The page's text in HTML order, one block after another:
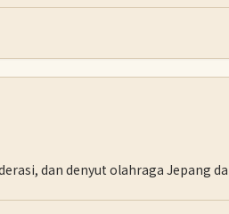
dan denyut olahraga Jepang